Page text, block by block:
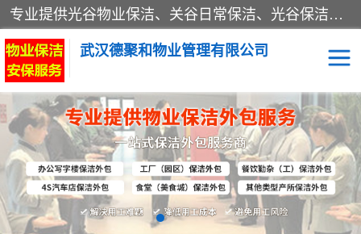
专业提供光谷物业保洁、关谷日常保洁、光谷保洁外包及武汉其他城区的单位日常保洁 武汉德聚和物业管理有限公司致力于打造中国专业物业保洁服务、日常保洁及其他保洁清洗外包服务。自公司成立以来提倡以先进的物业管理理念和模式经营，谋篇布局，以“至诚服务、精益求精、规范管理、锐意拓新”为质量方针，强化内部管理，为业主提供专业化、标准化和精细化的全方位物业服务，管理服务水平得到了广大业主和业内人士的一致好评。
武汉德聚和物业管理有限公司
保洁外包